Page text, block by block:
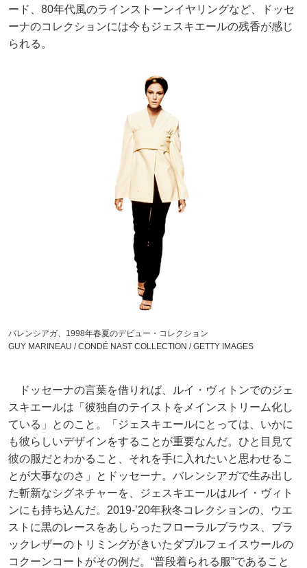
ード、80年代風のラインストーンイヤリングなど、ドッセ
ーナのコレクションには今もジェスキエールの残香が感じ
られる。
バレンシアガ、1998年春夏のデビュー・コレクション
GUY MARINEAU / CONDÉ NAST COLLECTION / GETTY IMAGES
ドッセーナの言葉を借りれば、ルイ・ヴィトンでのジェ
スキエールは「彼独自のテイストをメインストリーム化し
ている」とのこと。「ジェスキエールにとっては、いかに
も彼らしいデザインをすることが重要なんだ。ひと目見て
彼の服だとわかること、それを手に入れたいと思わせるこ
とが大事なのさ」とドッセーナ。バレンシアガで生み出し
た斬新なシグネチャーを、ジェスキエールはルイ・ヴィト
ンにも持ち込んだ。2019-’20年秋冬コレクションの、ウエ
ストに黒のレースをあしらったフローラルブラウス、ブラ
ックレザーのトリミングがきいたダブルフェイスウールの
コクーンコートがその例だ。“普段着られる服”であること